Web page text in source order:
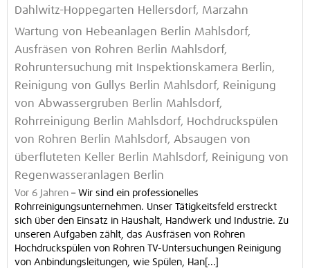
Dahlwitz-Hoppegarten Hellersdorf, Marzahn
Wartung von Hebeanlagen Berlin Mahlsdorf,
Ausfräsen von Rohren Berlin Mahlsdorf,
Rohruntersuchung mit Inspektionskamera Berlin,
Reinigung von Gullys Berlin Mahlsdorf, Reinigung
von Abwassergruben Berlin Mahlsdorf,
Rohrreinigung Berlin Mahlsdorf, Hochdruckspülen
von Rohren Berlin Mahlsdorf, Absaugen von
überfluteten Keller Berlin Mahlsdorf, Reinigung von
Regenwasseranlagen Berlin
Vor 6 Jahren – Wir sind ein professionelles
Rohrreinigungsunternehmen. Unser Tätigkeitsfeld erstreckt
sich über den Einsatz in Haushalt, Handwerk und Industrie. Zu
unseren Aufgaben zählt, das Ausfräsen von Rohren
Hochdruckspülen von Rohren TV-Untersuchungen Reinigung
von Anbindungsleitungen, wie Spülen, Han[...]